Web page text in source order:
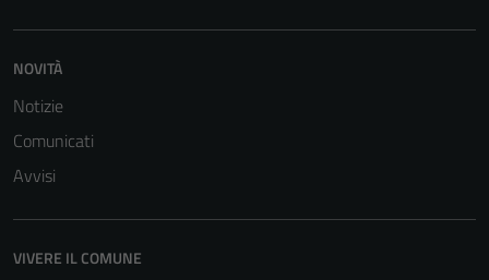
NOVITÀ
Notizie
Comunicati
Avvisi
VIVERE IL COMUNE